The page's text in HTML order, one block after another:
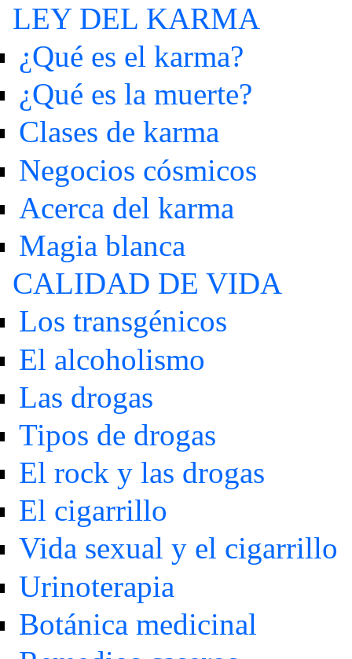
LEY DEL KARMA
¿Qué es el karma?
¿Qué es la muerte?
Clases de karma
Negocios cósmicos
Acerca del karma
Magia blanca
CALIDAD DE VIDA
Los transgénicos
El alcoholismo
Las drogas
Tipos de drogas
El rock y las drogas
El cigarrillo
Vida sexual y el cigarrillo
Urinoterapia
Botánica medicinal